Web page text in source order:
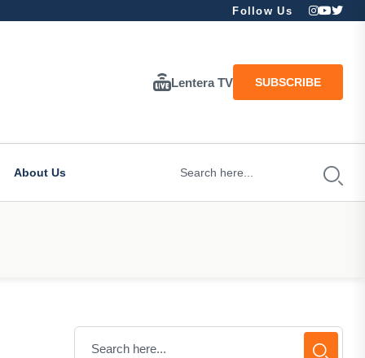
Follow Us
Lentera TV SUBSCRIBE
About Us